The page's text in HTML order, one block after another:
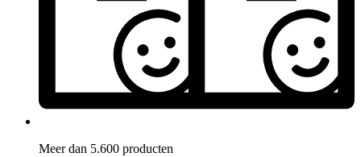
Meer dan 5.600 producten